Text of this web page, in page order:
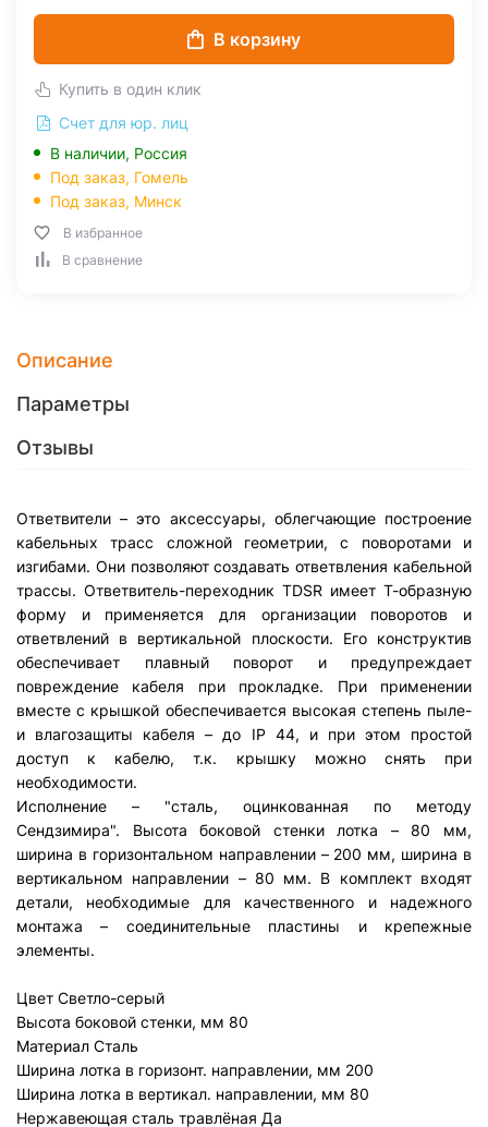
В корзину
Купить в один клик
Счет для юр. лиц
В наличии, Россия
Под заказ, Гомель
Под заказ, Минск
В избранное
В сравнение
Описание
Параметры
Отзывы
Ответвители – это аксессуары, облегчающие построение
кабельных трасс сложной геометрии, с поворотами и
изгибами. Они позволяют создавать ответвления кабельной
трассы. Ответвитель-переходник TDSR имеет Т-образную
форму и применяется для организации поворотов и
ответвлений в вертикальной плоскости. Его конструктив
обеспечивает плавный поворот и предупреждает
повреждение кабеля при прокладке. При применении
вместе с крышкой обеспечивается высокая степень пыле-
и влагозащиты кабеля – до IP 44, и при этом простой
доступ к кабелю, т.к. крышку можно снять при
необходимости.
Исполнение – "сталь, оцинкованная по методу
Сендзимира". Высота боковой стенки лотка – 80 мм,
ширина в горизонтальном направлении – 200 мм, ширина в
вертикальном направлении – 80 мм. В комплект входят
детали, необходимые для качественного и надежного
монтажа – соединительные пластины и крепежные
элементы.
Цвет Светло-серый
Высота боковой стенки, мм 80
Материал Сталь
Ширина лотка в горизонт. направлении, мм 200
Ширина лотка в вертикал. направлении, мм 80
Нержавеющая сталь травлёная Да